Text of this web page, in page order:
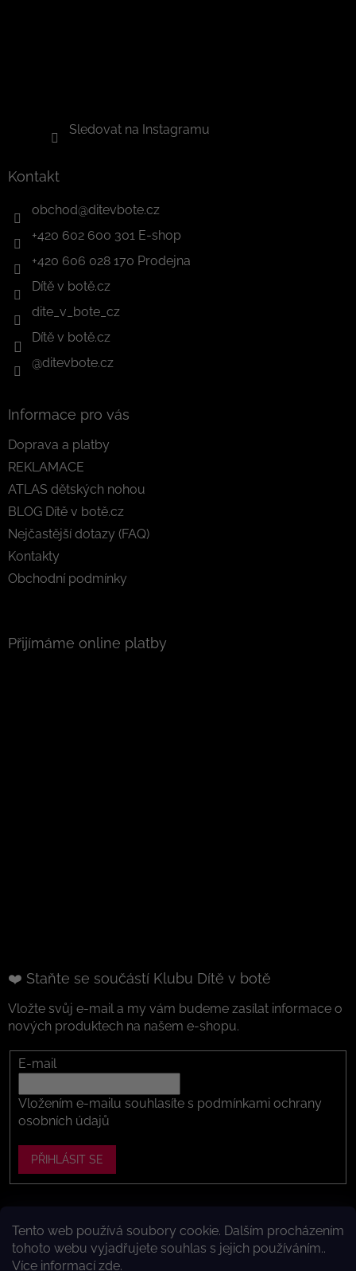
Tento web používá soubory cookie. Dalším procházením
tohoto webu vyjadřujete souhlas s jejich používáním..
Více informací zde.
Sledovat na Instagramu
Kontakt
obchod@ditevbote.cz
+420 602 600 301 E-shop
+420 606 028 170 Prodejna
Dítě v botě.cz
dite_v_bote_cz
Dítě v botě.cz
@ditevbote.cz
Informace pro vás
Doprava a platby
REKLAMACE
ATLAS dětských nohou
BLOG Dítě v botě.cz
Nejčastější dotazy (FAQ)
Kontakty
Obchodní podmínky
Přijímáme online platby
❤️ Staňte se součástí Klubu Dítě v botě
Vložte svůj e-mail a my vám budeme zasílat informace o
nových produktech na našem e-shopu.
E-mail
Vložením e-mailu souhlasíte s podmínkami ochrany
osobních údajů
PŘIHLÁSIT SE
Vytvořil Shoptet